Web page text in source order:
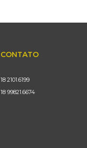
CONTATO
18 2101.6199
18 99821.6674